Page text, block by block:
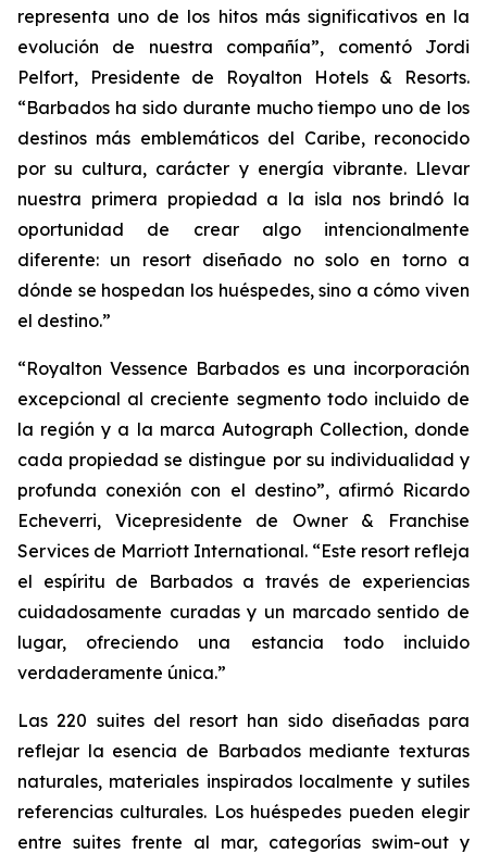
representa uno de los hitos más significativos en la
evolución de nuestra compañía”, comentó Jordi
Pelfort, Presidente de Royalton Hotels & Resorts.
“Barbados ha sido durante mucho tiempo uno de los
destinos más emblemáticos del Caribe, reconocido
por su cultura, carácter y energía vibrante. Llevar
nuestra primera propiedad a la isla nos brindó la
oportunidad de crear algo intencionalmente
diferente: un resort diseñado no solo en torno a
dónde se hospedan los huéspedes, sino a cómo viven
el destino.”
“Royalton Vessence Barbados es una incorporación
excepcional al creciente segmento todo incluido de
la región y a la marca Autograph Collection, donde
cada propiedad se distingue por su individualidad y
profunda conexión con el destino”, afirmó Ricardo
Echeverri, Vicepresidente de Owner & Franchise
Services de Marriott International. “Este resort refleja
el espíritu de Barbados a través de experiencias
cuidadosamente curadas y un marcado sentido de
lugar, ofreciendo una estancia todo incluido
verdaderamente única.”
Las 220 suites del resort han sido diseñadas para
reflejar la esencia de Barbados mediante texturas
naturales, materiales inspirados localmente y sutiles
referencias culturales. Los huéspedes pueden elegir
entre suites frente al mar, categorías swim-out y